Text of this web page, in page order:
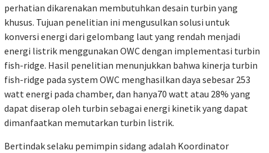
perhatian dikarenakan membutuhkan desain turbin yang
khusus. Tujuan penelitian ini mengusulkan solusi untuk
konversi energi dari gelombang laut yang rendah menjadi
energi listrik menggunakan OWC dengan implementasi turbin
fish-ridge. Hasil penelitian menunjukkan bahwa kinerja turbin
fish-ridge pada system OWC menghasilkan daya sebesar 253
watt energi pada chamber, dan hanya70 watt atau 28% yang
dapat diserap oleh turbin sebagai energi kinetik yang dapat
dimanfaatkan memutarkan turbin listrik.
Bertindak selaku pemimpin sidang adalah Koordinator